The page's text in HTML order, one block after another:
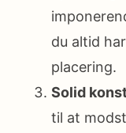
du altid
placering.
Solid
til at